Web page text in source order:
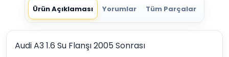
Ürün Açıklaması Yorumlar Tüm Parçalar
Audi A3 1.6 Su Flanşı 2005 Sonrası